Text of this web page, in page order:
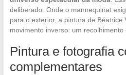
deliberado. Onde o mannequinat
para o exterior, a pintura de Béatrice
movimento inverso: um
Pintura e fotografia
complementares